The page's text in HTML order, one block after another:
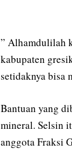
” Alhamdulilah
kabupaten
setidaknya bisa
Bantuan yang
mineral. Selsin
anggota Fraksi